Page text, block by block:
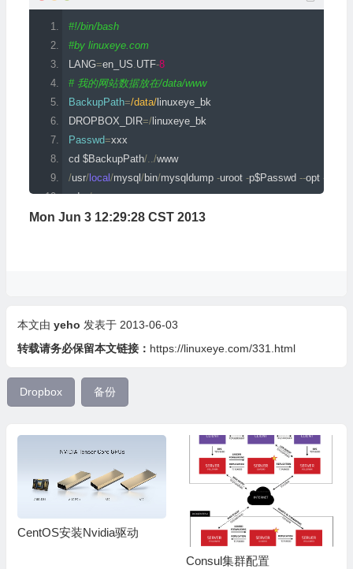
         list
<REMOTE_DIR>
         share
         info
         unlink
For more info and examples, please see the README file
#!/bin/bash
#by linuxeye.com
LANG=en_US.UTF-8
# 我的网站数据放在/data/www
BackupPath=/data/linuxeye_bk
DROPBOX_DIR=/linuxeye_bk
Passwd=xxx
cd $BackupPath/../www
/usr/local/mysql /bin/mysqldump -uroot -p$Passwd --opt --
cd ../
/bin/cp -R ./www $BackupPath
rm -rf $BackupPath/*.com_$(date +%Y%m%d --date='5 days
sh dropbox_uploader.sh delete $DROPBOX_DIR/
sh dropbox_uploader.sh upload $BackupPath/
Mon Jun 3 12:29:28 CST 2013
本文由 yeho 发表于 2013-06-03
转载请务必保留本文链接： https://linuxeye.com/331.html
Dropbox 备份
CentOS安装Nvidia驱动
Consul集群配置